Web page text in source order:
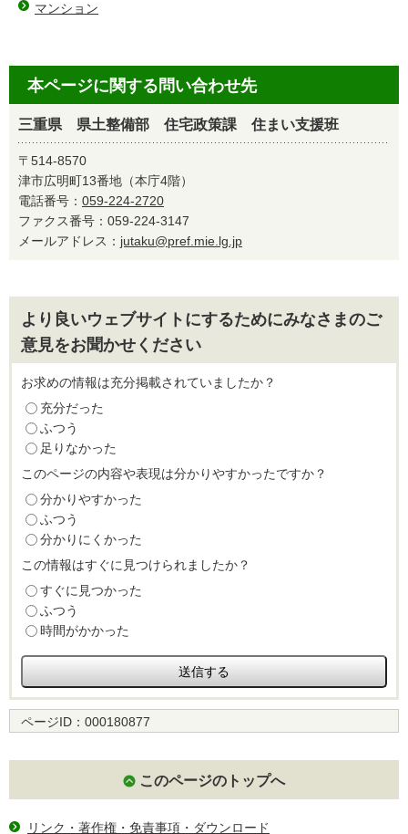
マンション
本ページに関する問い合わせ先
三重県 県土整備部 住宅政策課 住まい支援班
〒514-8570
津市広明町13番地（本庁4階）
電話番号： 059-224-2720
ファクス番号：059-224-3147
メールアドレス： jutaku@pref.mie.lg.jp
より良いウェブサイトにするためにみなさまのご
意見をお聞かせください
お求めの情報は充分掲載されていましたか？
充分だった
ふつう
足りなかった
このページの内容や表現は分かりやすかったですか？
分かりやすかった
ふつう
分かりにくかった
この情報はすぐに見つけられましたか？
すぐに見つかった
ふつう
時間がかかった
ページID： 000180877
このページのトップへ
リンク・著作権・免責事項・ダウンロード